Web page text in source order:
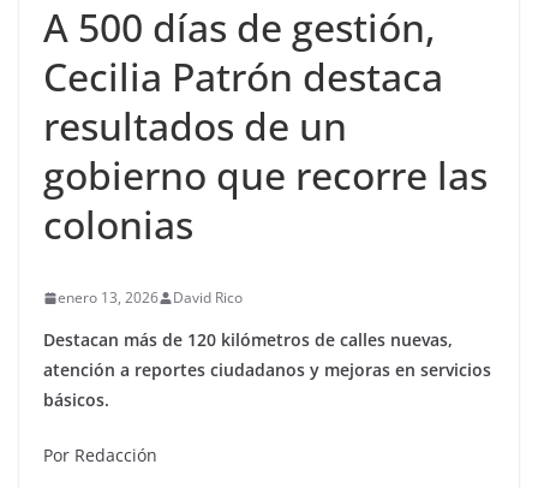
A 500 días de gestión,
Cecilia Patrón destaca
resultados de un
gobierno que recorre las
colonias
enero 13, 2026 David Rico
Destacan más de 120 kilómetros de calles nuevas,
atención a reportes ciudadanos y mejoras en servicios
básicos.
Por Redacción